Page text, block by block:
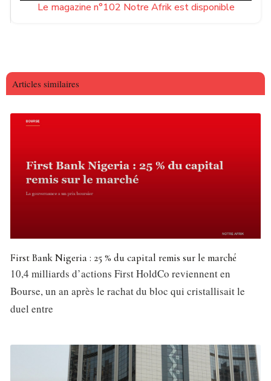
Le magazine n°102 Notre Afrik est disponible
Articles similaires
First Bank Nigeria : 25 % du capital remis sur le marché
10,4 milliards d’actions First HoldCo reviennent en
Bourse, un an après le rachat du bloc qui cristallisait le
duel entre